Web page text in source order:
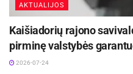
AKTUALIJOS
Kaišiadorių rajono
pirminę valstybės
2026-07-24